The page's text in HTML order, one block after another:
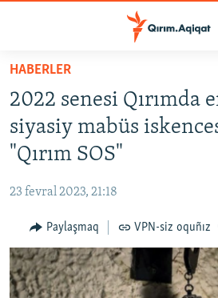
Esas
qaytmaq
Baş
navigatsiyağa
qaytmaq
Qıdıruvğa
İQTİSADİYAT
MEDENİYET
İNSAN AQLARI
VİDEO
SÜRET
HABERLER
2022 senesi Qırımda
siyasiy mabüs
"Qırım SOS"
23 fevral 2023, 21:18
Paylaşmaq VPN-siz oquñız